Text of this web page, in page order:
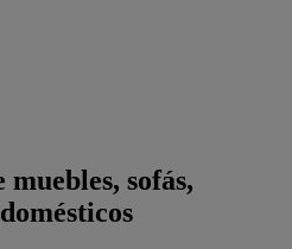
sofás,